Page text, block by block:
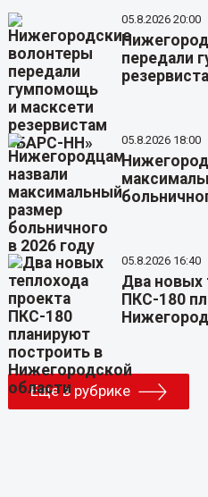
05.8.2026 20:00
передали
05.8.2026 18:00
05.8.2026 16:40
Два новых
ПКС-180
Еще в рубрике